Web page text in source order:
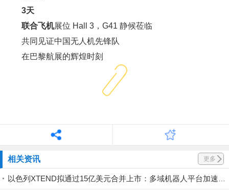
3天
联合飞机展位 Hall 3，G41 静候莅临
共同见证中国无人机先锋队
在巴黎航展的辉煌时刻
相关资讯 更多